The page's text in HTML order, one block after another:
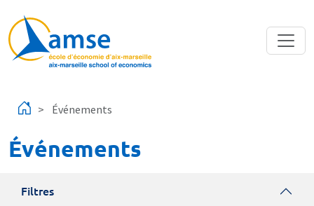
Événements
Événements
Filtres